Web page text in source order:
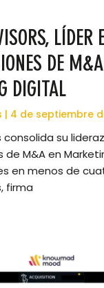
LÍDER
DE
DIGITAL
4 de septiembre
consolida su
M&A en
en menos de
firma